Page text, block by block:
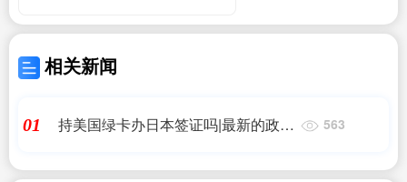
相关新闻
01
持美国绿卡办日本签证吗|最新的政策
需要签|日本房产投资,日本移民
563